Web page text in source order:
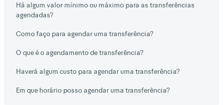
Há algum valor mínimo ou máximo para as transferências
agendadas?
Como faço para agendar uma transferência?
O que é o agendamento de transferência?
Haverá algum custo para agendar uma transferência?
Em que horário posso agendar uma transferência?